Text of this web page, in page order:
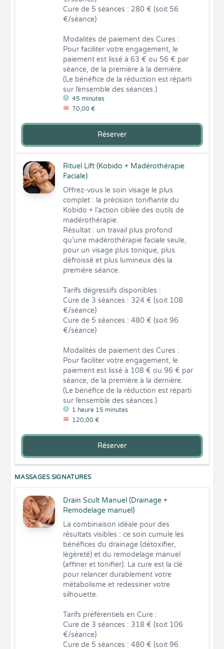
45 minutes
70,00 €
Cure de 5 séances : 280 € (soit 56
€/séance)
Modalités de paiement des Cures :
Pour faciliter votre engagement, le
paiement est lissé à 63 € ou 56 € par
séance, de la première à la dernière.
(Le bénéfice de la réduction est réparti
sur l’ensemble des séances.)
Réserver
Rituel Lift (Kobido + Madérothérapie
Faciale)
1 heure 15 minutes
120,00 €
Offrez-vous le soin visage le plus
complet : la précision tonifiante du
Kobido + l’action ciblée des outils de
madérothérapie.
Résultat : un travail plus profond
qu’une madérothérapie faciale seule,
pour un visage plus tonique, plus
défroissé et plus lumineux dès la
première séance.
Tarifs dégressifs disponibles :
Cure de 3 séances : 324 € (soit 108
€/séance)
Cure de 5 séances : 480 € (soit 96
€/séance)
Modalités de paiement des Cures :
Pour faciliter votre engagement, le
paiement est lissé à 108 € ou 96 € par
séance, de la première à la dernière.
(Le bénéfice de la réduction est réparti
sur l’ensemble des séances.)
Réserver
MASSAGES SIGNATURES
Drain Scult Manuel (Drainage +
Remodelage manuel)
La combinaison idéale pour des
résultats visibles : ce soin cumule les
bénéfices du drainage (détoxifier,
légèreté) et du remodelage manuel
(affiner et tonifier). La cure est la clé
pour relancer durablement votre
métabolisme et redessiner votre
silhouette.
Tarifs préférentiels en Cure :
Cure de 3 séances : 318 € (soit 106
€/séance)
Cure de 5 séances : 480 € (soit 96